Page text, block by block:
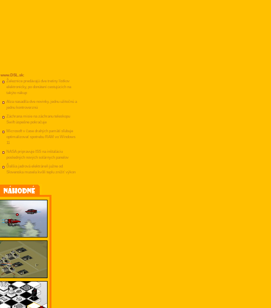
www.DSL.sk:
Železnice predávajú dve tretiny lístkov
elektronicky, po donútení cestujúcich na
takýto nákup
Alza nasadila dve novinky, jednu užitočnú a
jednu kontroverznú
Záchrana misie na záchranu teleskopu
Swift úspešne pokračuje
Microsoft v čase drahých pamätí sľubuje
optimalizovať spotrebu RAM vo Windows
11
NASA pripravuje ISS na inštaláciu
posledných nových solárnych panelov
Ďalšia jadrová elektráreň južne od
Slovenska musela kvôli teplu znížiť výkon